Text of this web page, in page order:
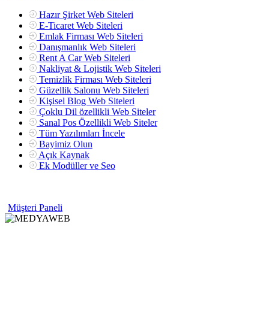
Hazır Şirket Web Siteleri
E-Ticaret Web Siteleri
Emlak Firması Web Siteleri
Danışmanlık Web Siteleri
Rent A Car Web Siteleri
Nakliyat & Lojistik Web Siteleri
Temizlik Firması Web Siteleri
Güzellik Salonu Web Siteleri
Kişisel Blog Web Siteleri
Çoklu Dil özellikli Web Siteler
Sanal Pos Özellikli Web Siteler
Tüm Yazılımları İncele
Bayimiz Olun
Açık Kaynak
Ek Modüller ve Seo
Müşteri Paneli